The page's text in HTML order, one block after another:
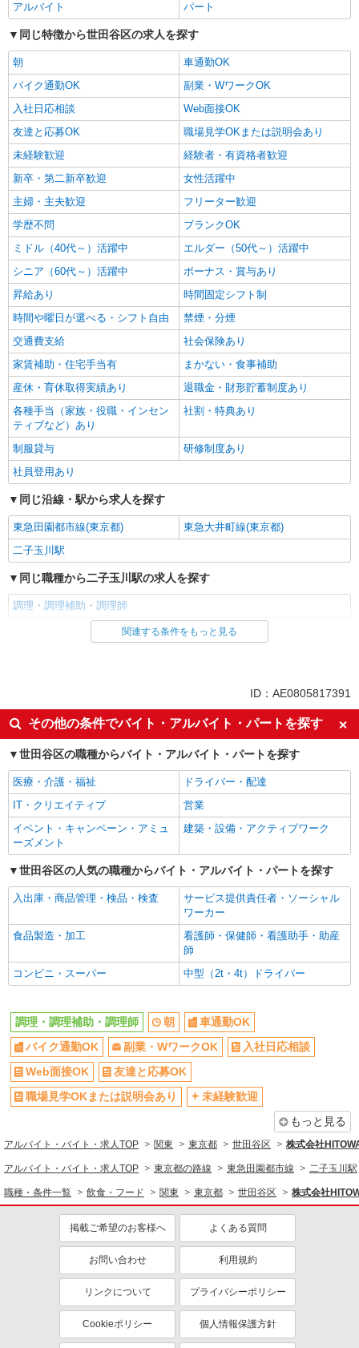
アルバイト パート
同じ特徴から世田谷区の求人を探す
朝
車通勤OK
バイク通勤OK
副業・WワークOK
入社日応相談
Web面接OK
友達と応募OK
職場見学OKまたは説明会あり
未経験歓迎
経験者・有資格者歓迎
新卒・第二新卒歓迎
女性活躍中
主婦・主夫歓迎
フリーター歓迎
学歴不問
ブランクOK
ミドル（40代～）活躍中
エルダー（50代～）活躍中
シニア（60代～）活躍中
ボーナス・賞与あり
昇給あり
時間固定シフト制
時間や曜日が選べる・シフト自由
禁煙・分煙
交通費支給
社会保険あり
家賃補助・住宅手当有
まかない・食事補助
産休・育休取得実績あり
退職金・財形貯蓄制度あり
各種手当（家族・役職・インセン
ティブなど）あり
社割・特典あり
制服貸与
研修制度あり
社員登用あり
同じ沿線・駅から求人を探す
東急田園都市線(東京都)
東急大井町線(東京都)
二子玉川駅
同じ職種から二子玉川駅の求人を探す
調理・調理補助・調理師
同じ雇用形態から二子玉川駅の求人を探す
朝
車通勤OK
バイク通勤OK
副業・WワークOK
入社日応相談
Web面接OK
友達と応募OK
職場見学OKまたは説明会あり
未経験歓迎
経験者・有資格者歓迎
新卒・第二新卒歓迎
女性活躍中
主婦・主夫歓迎
フリーター歓迎
学歴不問
ブランクOK
ミドル（40代～）活躍中
エルダー（50代～）活躍中
シニア（60代～）活躍中
ボーナス・賞与あり
時間固定シフト制
時間や曜日が選べる・シフト自由
禁煙・分煙
家賃補助・住宅手当有
まかない・食事補助
産休・育休取得実績あり
退職金・財形貯蓄制度あり
各種手当（家族・役職・インセン
ティブなど）あり
社割・特典あり
制服貸与
研修制度あり
同じ職種から求人を探す
調理・調理補助・調理師
同じ特徴から求人を探す
副業・WワークOK
ミドル（40代～）活躍中
ボーナス・賞与あり
交通費支給
まかない・食事補助
関連する条件をもっと見る
ID：AE0805817391
その他の条件でバイト・アルバイト・パートを探す
世田谷区の職種からバイト・アルバイト・パートを探す
医療・介護・福祉
ドライバー・配達
IT・クリエイティブ
営業
イベント・キャンペーン・アミュ
ーズメント
建築・設備・アクティブワーク
世田谷区の人気の職種からバイト・アルバイト・パートを探す
入出庫・商品管理・検品・検査
サービス提供責任者・ソーシャル
ワーカー
食品製造・加工
看護師・保健師・看護助手・助産
師
コンビニ・スーパー
中型（2t・4t）ドライバー
調理・調理補助・調理師 朝
車通勤OK
バイク通勤OK
副業・WワークOK
入社日応相談
Web面接OK
友達と応募OK
職場見学OKまたは説明会あり
未経験歓迎
もっと見る
アルバイト・バイト・求人TOP 関東 東京都 世田谷区 株式会社
アルバイト・バイト・求人TOP 東京都の路線 東急田園都市線 二子玉川駅
職種・条件一覧 飲食・フード 関東 東京都 世田谷区 株式会社
掲載ご希望のお客様へ よくある質問
お問い合わせ 利用規約
リンクについて プライバシーポリシー
Cookieポリシー 個人情報保護方針